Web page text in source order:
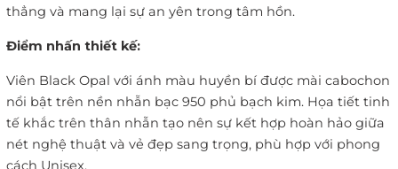
thẳng và mang lại sự an yên trong tâm hồn.
Điểm nhấn thiết kế:
Viên Black Opal với ánh màu huyền bí được mài cabochon
nổi bật trên nền nhẫn bạc 950 phủ bạch kim. Họa tiết tinh
tế khắc trên thân nhẫn tạo nên sự kết hợp hoàn hảo giữa
nét nghệ thuật và vẻ đẹp sang trọng, phù hợp với phong
cách Unisex.